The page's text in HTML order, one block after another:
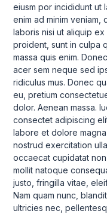
eiusm por incididunt ut
enim ad minim veniam,
laboris nisi ut aliquip
proident, sunt in culpa
massa quis enim.
acer sem neque sed
ridiculus mus. Donec
eu, pretium
dolor. Aenean massa.
consectet adipiscing
labore et dolore magna
nostrud exercitation
occaecat cupidatat
mollit natoque
justo, fringilla vitae,
Nam quam nunc,
ultricies nec,